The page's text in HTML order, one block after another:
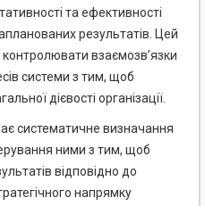
та ефективності
результатів. Цей
контролювати взаємозв’язки
системи з тим, щоб
дієвості організації.
систематичне визначання
ними з тим, щоб
відповідно до
напрямку